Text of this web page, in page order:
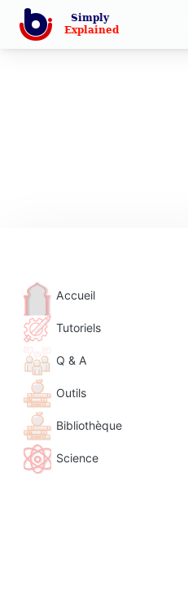
Accueil
Tutoriels
Q & A
Outils
Bibliothèque
Science